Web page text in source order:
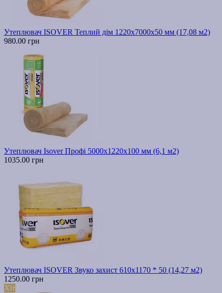
Утеплювач ISOVER Теплий дім 1220х7000х50 мм (17,08 м2)
980.00 грн
Утеплювач Isover Профі 5000х1220х100 мм (6,1 м2)
1035.00 грн
Утеплювач ISOVER Звуко захист 610х1170 * 50 (14,27 м2)
1250.00 грн
Хіт